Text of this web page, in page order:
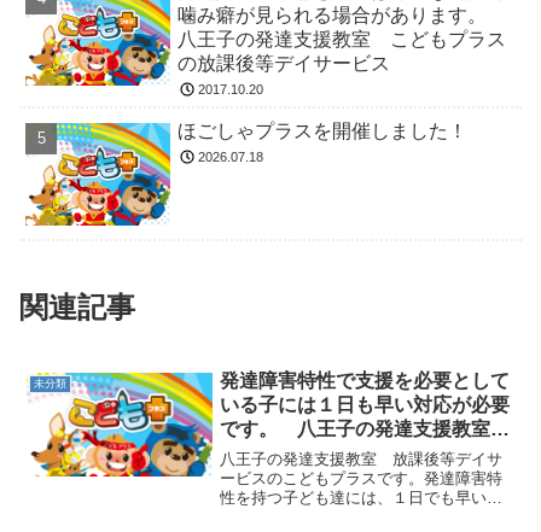
噛み癖が見られる場合があります。
八王子の発達支援教室 こどもプラス
の放課後等デイサービス
2017.10.20
ほごしゃプラスを開催しました！
2026.07.18
関連記事
未分類
発達障害特性で支援を必要として
いる子には１日も早い対応が必要
です。 八王子の発達支援教室
こどもプラスの放課後等デイサー
ビス
八王子の発達支援教室 放課後等デイサ
ービスのこどもプラスです。発達障害特
性を持つ子ども達には、１日でも早い適